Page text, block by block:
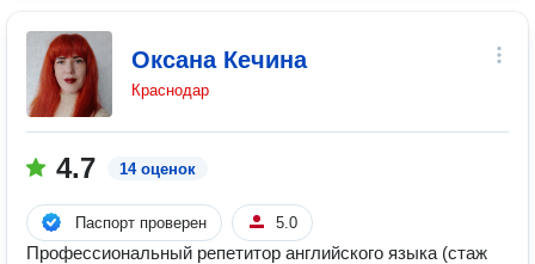
Оксана Кечина
Краснодар
4.7 14 оценок
Паспорт проверен 5.0
Профессиональный репетитор английского языка (стаж